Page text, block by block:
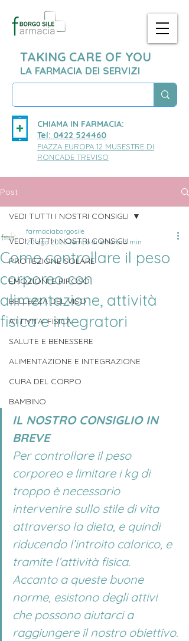
TAKING CARE OF YOU
LA FARMACIA DEI SERVIZI
CHIAMA IN FARMACIA:
Tel: 0422 524460
PIAZZA EUROPA 12 MUSESTRE DI
RONCADE TREVISO
Post
VEDI TUTTI I NOSTRI CONSIGLI
PROTEZIONE SOLARE
EMOZIONI E RIPOSO
BELLEZZA DEL VISO
ATTIVITA' FISICA
SALUTE E BENESSERE
ALIMENTAZIONE E INTEGRAZIONE
CURA DEL CORPO
BAMBINO
VEDI TUTTI I NOSTRI CONSIGLI
Come controllare il peso
corporeo con
alimentazione, attività
fisica e integratori
farmaciaborgosile
20 ago 2023Tempo di lettura: 3 min
IL NOSTRO CONSIGLIO IN
BREVE
Per controllare il peso
corporeo e limitare i kg di
troppo è necessario
intervenire sullo stile di vita
attraverso la dieta, e quindi
riducendo l’introito calorico, e
tramite l’attività fisica.
Accanto a queste buone
norme, esistono degli attivi
che possono aiutarci a
raggiungere il nostro obiettivo.